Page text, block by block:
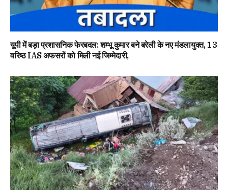
यूपी में बड़ा प्रशासनिक फेरबदल: शम्भू कुमार बने बरेली के नए मंडलायुक्त, 13
वरिष्ठ IAS अफसरों को मिली नई जिम्मेदारी,